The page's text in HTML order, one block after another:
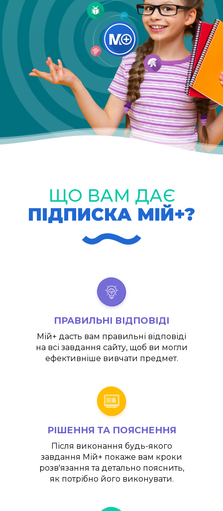
ЩО ВАМ ДАЄ
ПІДПИСКА МІЙ+?
ПРАВИЛЬНІ ВІДПОВІДІ
Мій+ дасть вам правильні відповіді
на всі завдання сайту, щоб ви могли
ефективніше вивчати предмет.
РІШЕННЯ ТА ПОЯСНЕННЯ
Після виконання будь-якого
завдання Мій+ покаже вам кроки
розв'язання та детально пояснить,
як потрібно його виконувати.